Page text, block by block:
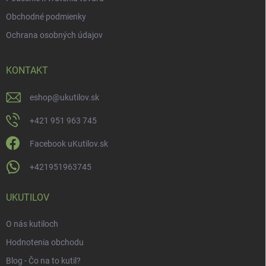
Obchodné podmienky
Ochrana osobných údajov
KONTAKT
eshop@ukutilov.sk
+421 951 963 745
Facebook uKutilov.sk
+421951963745
UKUTILOV
O nás kutiloch
Hodnotenia obchodu
Blog - Čo na to kutil?